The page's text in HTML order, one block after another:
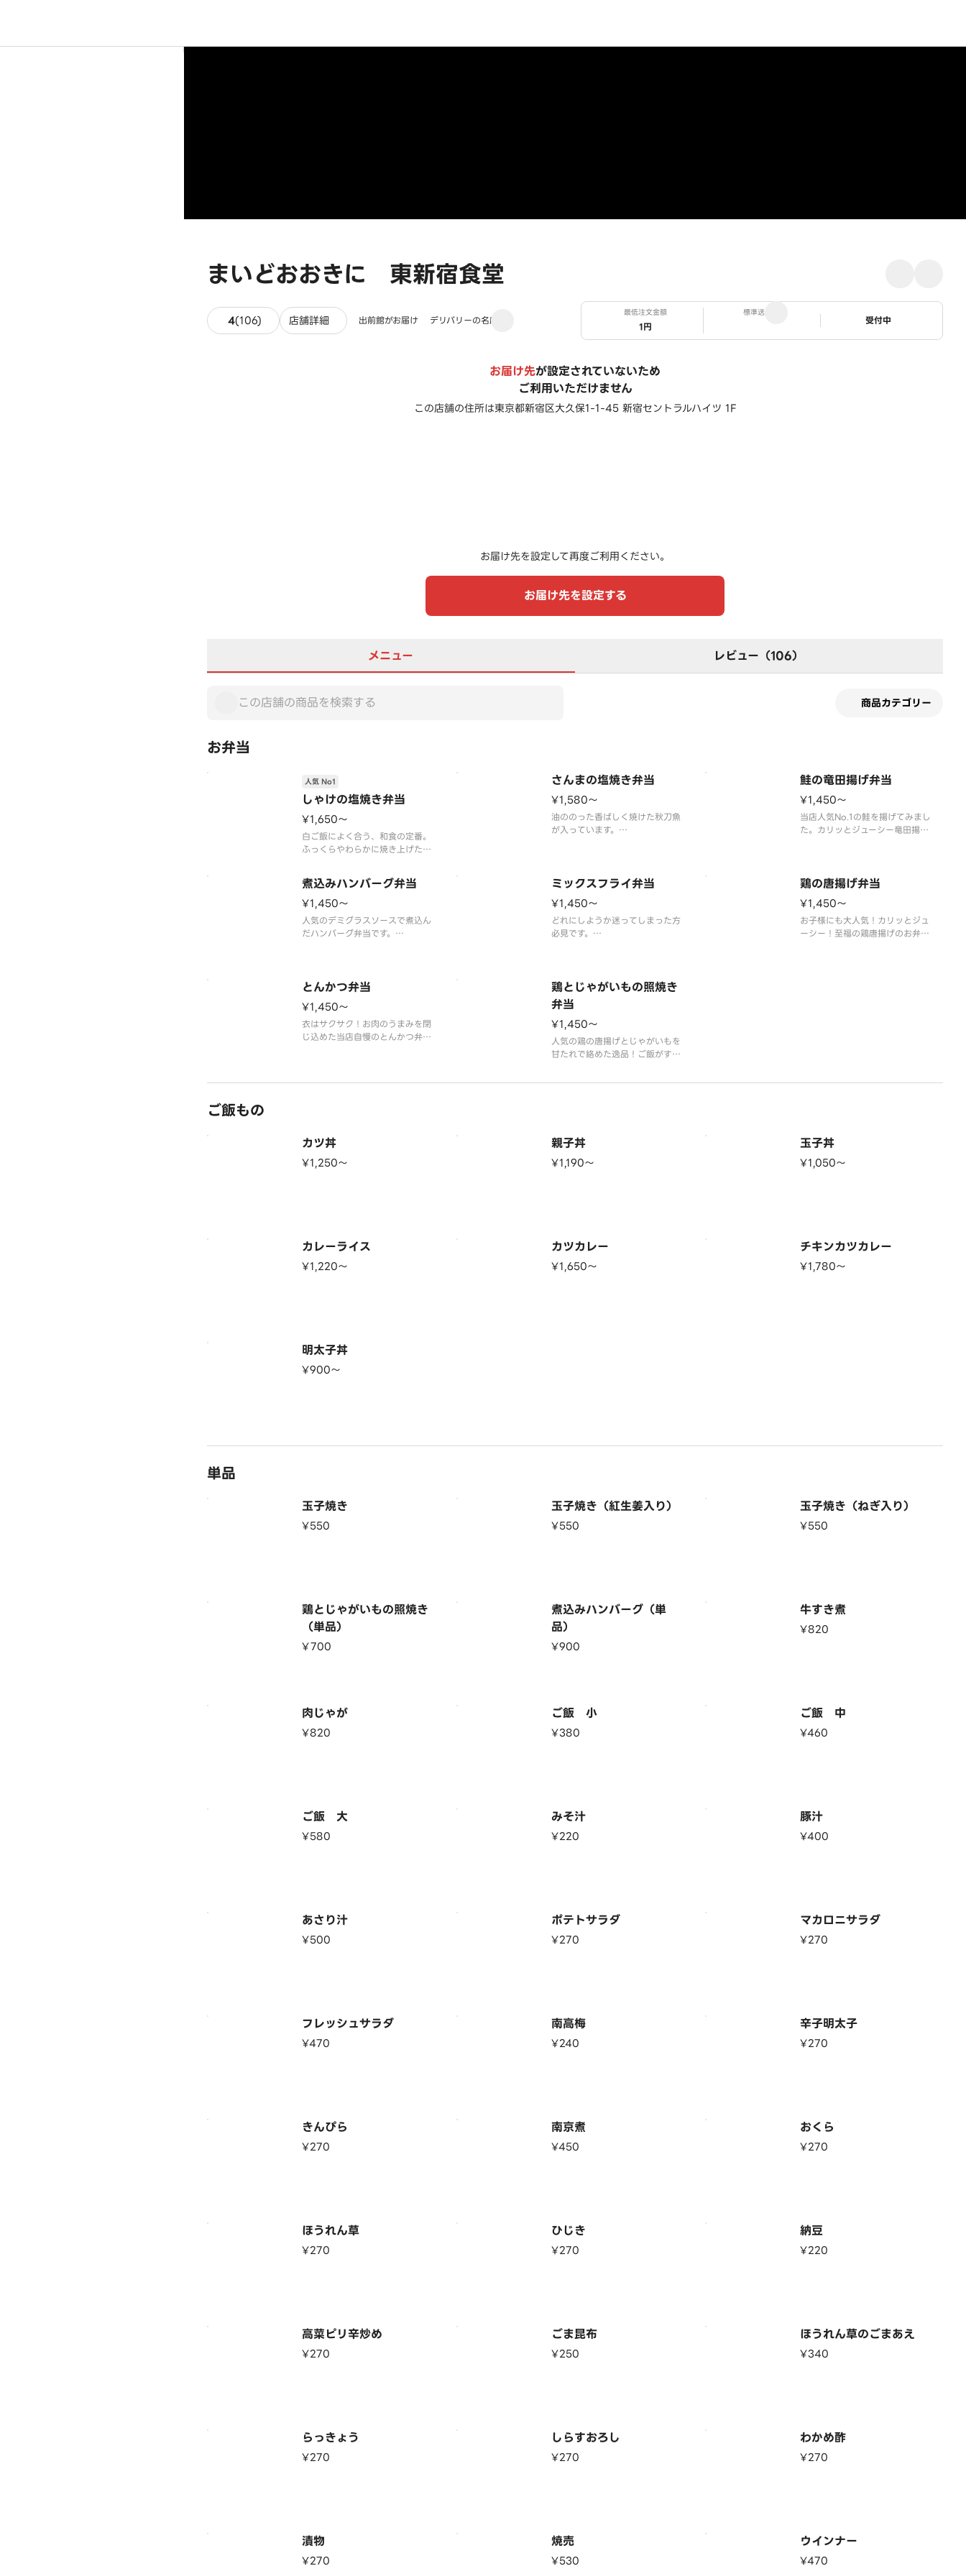
まいどおおきに 東新宿食堂
4(106) 106件のレビュー
店舗詳細 出前館がお届け デリバリーの名店
最低注文金額
1円
標準送料
ステータス
受付中
お届け先が設定されていないため
ご利用いただけません
この店舗の住所は東京都新宿区大久保1-1-45 新宿セントラルハイツ 1F
お届け先を設定して再度ご利用ください。
お届け先を設定する
メニュー レビュー（106）
商品カテゴリー
お弁当
しゃけの塩焼き弁当
人気 No1
¥1,650〜
白ご飯によく合う、和食の定番。
ふっくらやわらかに焼き上げた塩
ぜひお召し上がりください。
※付け合わせのおかずは、日によ
って変わる事があります。
さんまの塩焼き弁当
¥1,580〜
油ののった香ばしく焼けた秋刀魚
が入っています。
鮭の竜田揚げ弁当
¥1,450〜
当店人気No.1の鮭を揚げてみまし
た。カリッとジューシー竜田揚げ
って変わる事があります。
煮込みハンバーグ弁当
¥1,450〜
人気のデミグラスソースで煮込ん
だハンバーグ弁当です。
ミックスフライ弁当
¥1,450〜
どれにしようか迷ってしまった方
必見です。
※付け合わせのおかずは、日によ
って変わる事があります。
鶏の唐揚げ弁当
¥1,450〜
お子様にも大人気！カリッとジュ
ーシー！至福の鶏唐揚げのお弁当
とんかつ弁当
¥1,450〜
衣はサクサク！お肉のうまみを閉
じ込めた当店自慢のとんかつ弁当
鶏とじゃがいもの照焼き
弁当
¥1,450〜
人気の鶏の唐揚げとじゃがいもを
甘たれで絡めた逸品！ご飯がすす
※付け合わせのおかずは、日によ
ご飯もの
カツ丼
¥1,250〜
親子丼
¥1,190〜
玉子丼
¥1,050〜
カレーライス
¥1,220〜
カツカレー
¥1,650〜
チキンカツカレー
¥1,780〜
明太子丼
¥900〜
単品
玉子焼き
¥550
玉子焼き（紅生姜入り）
¥550
玉子焼き（ねぎ入り）
¥550
鶏とじゃがいもの照焼き
（単品）
¥700
煮込みハンバーグ（単
品）
¥900
牛すき煮
¥820
肉じゃが
¥820
ご飯 小
¥380
ご飯 中
¥460
ご飯 大
¥580
みそ汁
¥220
豚汁
¥400
あさり汁
¥500
ポテトサラダ
¥270
マカロニサラダ
¥270
フレッシュサラダ
¥470
南高梅
¥240
辛子明太子
¥270
きんぴら
¥270
南京煮
¥450
おくら
¥270
ほうれん草
¥270
ひじき
¥270
納豆
¥220
高菜ピリ辛炒め
¥270
ごま昆布
¥250
ほうれん草のごまあえ
¥340
らっきょう
¥270
しらすおろし
¥270
わかめ酢
¥270
漬物
¥270
焼売
¥530
ウインナー
¥470